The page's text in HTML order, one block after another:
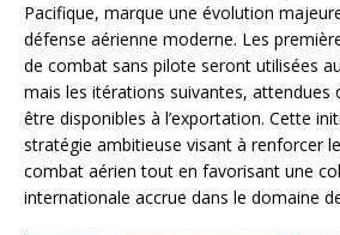
Pacifique, marque une évolution
défense aérienne moderne. Les
de combat sans pilote seront utilisées
mais les itérations suivantes, attendues
être disponibles à l’exportation. Cette
stratégie ambitieuse visant à renforcer
combat aérien tout en favorisant une
internationale accrue dans le domaine